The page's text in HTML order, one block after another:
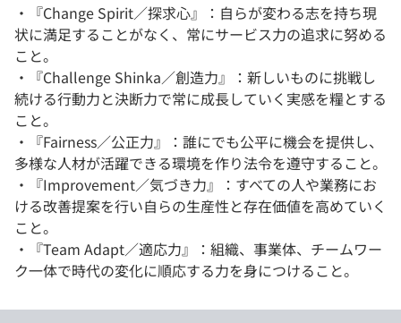
・『Change Spirit／探求心』：自らが変わる志を持ち現
状に満足することがなく、常にサービス力の追求に努める
こと。
・『Challenge Shinka／創造力』：新しいものに挑戦し
続ける行動力と決断力で常に成長していく実感を糧とする
こと。
・『Fairness／公正力』：誰にでも公平に機会を提供し、
多様な人材が活躍できる環境を作り法令を遵守すること。
・『Improvement／気づき力』：すべての人や業務にお
ける改善提案を行い自らの生産性と存在価値を高めていく
こと。
・『Team Adapt／適応力』：組織、事業体、チームワー
ク一体で時代の変化に順応する力を身につけること。